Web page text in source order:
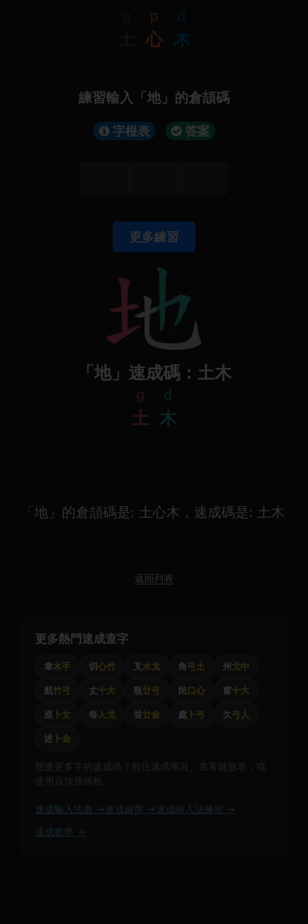
p
心
d
木
練習輸入「地」的倉頡碼
字根表 答案
更多練習
「地」速成碼：土木
g
土
d
木
「地」的倉頡碼是: 土心木，速成碼是: 土木
返回列表
更多熱門速成查字
韋木手 切心竹 叉 水戈 角弓土 州 戈中
航竹弓 丈十大 瓶廿弓 民口心 窗十大
巡 卜女 每人戈 並廿金 處 卜弓 欠弓人
述 卜金
想查更多字的速成碼？前往速成專頁、查看鍵盤表，或
使用頁頂搜尋框。
速成輸入法表 → 速成鍵盤 → 速成輸入法練習 →
速成教學 →